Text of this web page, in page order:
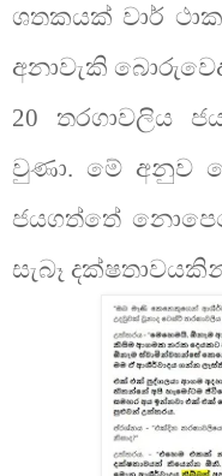
ශතකයක් වාර්
අනාවැකි
20 තරගාවලිය
වුණා. මේ අනුව
ජයගත්තේ
සැබෑ